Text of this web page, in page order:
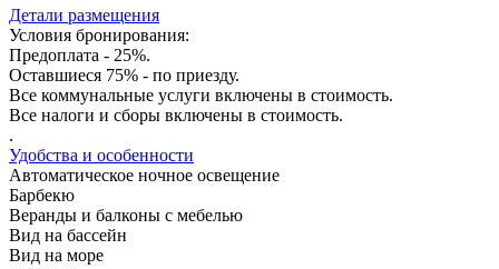
Детали размещения
Условия бронирования:
Предоплата - 25%.
Оставшиеся 75% - по приезду.
Все коммунальные услуги включены в стоимость.
Все налоги и сборы включены в стоимость.
.
Удобства и особенности
Автоматическое ночное освещение
Барбекю
Веранды и балконы с мебелью
Вид на бассейн
Вид на море